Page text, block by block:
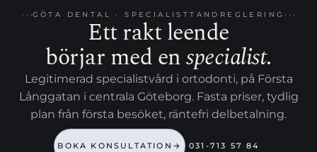
GÖTA DENTAL · SPECIALISTTANDREGLERING
Ett rakt leende
börjar med enspecialist.
Legitimerad specialistvård i ortodonti, på Första
Långgatan i centrala Göteborg. Fasta priser, tydlig
plan från första besöket, räntefri delbetalning.
BOKA KONSULTATION → 031-713 57 84